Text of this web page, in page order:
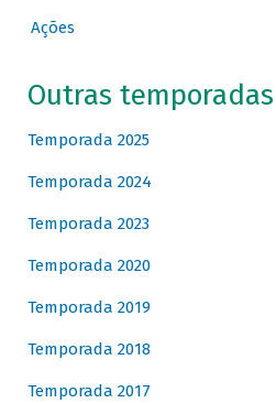
Ações
Outras temporadas
Temporada 2025
Temporada 2024
Temporada 2023
Temporada 2020
Temporada 2019
Temporada 2018
Temporada 2017